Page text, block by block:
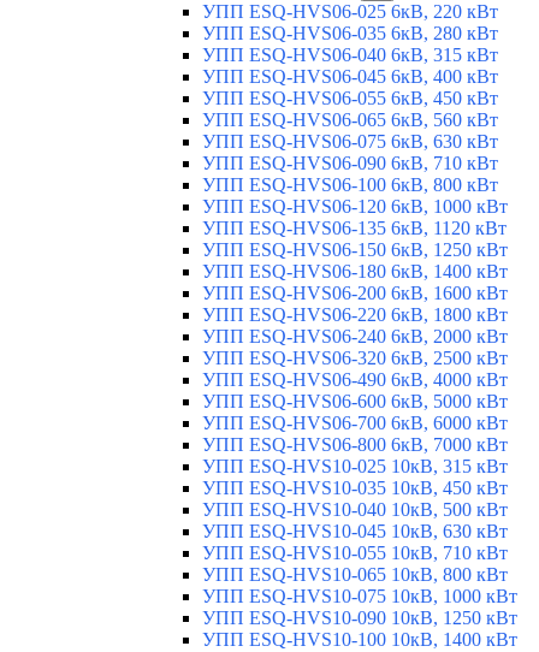
УПП ESQ-HVS06-025 6кВ, 220 кВт
УПП ESQ-HVS06-035 6кВ, 280 кВт
УПП ESQ-HVS06-040 6кВ, 315 кВт
УПП ESQ-HVS06-045 6кВ, 400 кВт
УПП ESQ-HVS06-055 6кВ, 450 кВт
УПП ESQ-HVS06-065 6кВ, 560 кВт
УПП ESQ-HVS06-075 6кВ, 630 кВт
УПП ESQ-HVS06-090 6кВ, 710 кВт
УПП ESQ-HVS06-100 6кВ, 800 кВт
УПП ESQ-HVS06-120 6кВ, 1000 кВт
УПП ESQ-HVS06-135 6кВ, 1120 кВт
УПП ESQ-HVS06-150 6кВ, 1250 кВт
УПП ESQ-HVS06-180 6кВ, 1400 кВт
УПП ESQ-HVS06-200 6кВ, 1600 кВт
УПП ESQ-HVS06-220 6кВ, 1800 кВт
УПП ESQ-HVS06-240 6кВ, 2000 кВт
УПП ESQ-HVS06-320 6кВ, 2500 кВт
УПП ESQ-HVS06-490 6кВ, 4000 кВт
УПП ESQ-HVS06-600 6кВ, 5000 кВт
УПП ESQ-HVS06-700 6кВ, 6000 кВт
УПП ESQ-HVS06-800 6кВ, 7000 кВт
УПП ESQ-HVS10-025 10кВ, 315 кВт
УПП ESQ-HVS10-035 10кВ, 450 кВт
УПП ESQ-HVS10-040 10кВ, 500 кВт
УПП ESQ-HVS10-045 10кВ, 630 кВт
УПП ESQ-HVS10-055 10кВ, 710 кВт
УПП ESQ-HVS10-065 10кВ, 800 кВт
УПП ESQ-HVS10-075 10кВ, 1000 кВт
УПП ESQ-HVS10-090 10кВ, 1250 кВт
УПП ESQ-HVS10-100 10кВ, 1400 кВт